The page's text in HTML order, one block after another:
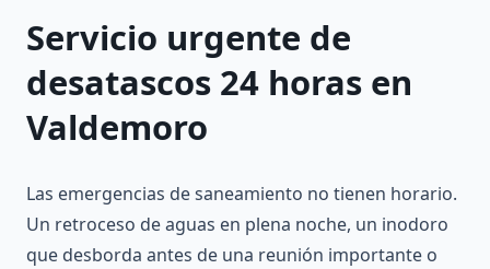
Servicio urgente de
desatascos 24 horas en
Valdemoro
Las emergencias de saneamiento no tienen horario.
Un retroceso de aguas en plena noche, un inodoro
que desborda antes de una reunión importante o